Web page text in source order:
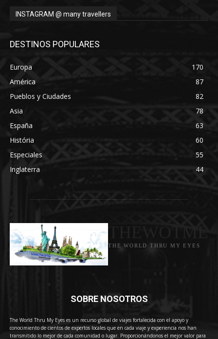
INSTAGRAM @ many travellers
DESTINOS POPULARES
Europa
170
América
87
Pueblos y Ciudades
82
Asia
78
España
63
História
60
Especiales
55
Inglaterra
44
THE WORLD THRU MY EYES
SOBRE NOSOTROS
The World Thru My Eyes es un recurso global de viajes fortalecida con el apoyo y
conocimiento de cientos de expertos locales que en cada viaje y experiencia nos han
transmitido lo mejor de cada comunidad o lugar. Proporcionándonos el mejor valor para